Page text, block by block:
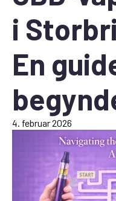
i
En
4. februar 2026